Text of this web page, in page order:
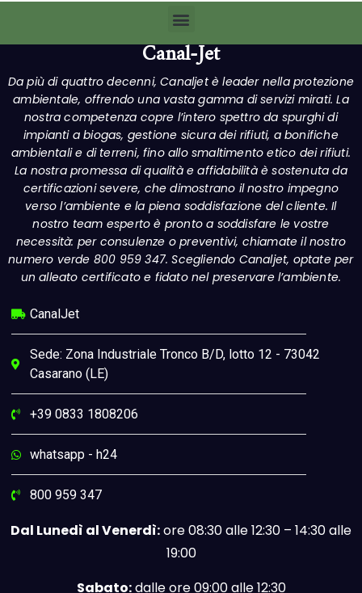
Canal-Jet
Da più di quattro decenni, Canaljet è leader nella protezione
ambientale, offrendo una vasta gamma di servizi mirati. La
nostra competenza copre l’intero spettro da spurghi di
impianti a biogas, gestione sicura dei rifiuti, a bonifiche
ambientali e di terreni, fino allo smaltimento etico dei rifiuti.
La nostra promessa di qualità e affidabilità è sostenuta da
certificazioni severe, che dimostrano il nostro impegno
verso l’ambiente e la piena soddisfazione del cliente. Il
nostro team esperto è pronto a soddisfare le vostre
necessità: per consulenze o preventivi, chiamate il nostro
numero verde 800 959 347. Scegliendo Canaljet, optate per
un alleato certificato e fidato nel preservare l’ambiente.
CanalJet
Sede: Zona Industriale Tronco B/D, lotto 12 - 73042
Casarano (LE)
+39 0833 1808206
whatsapp - h24
800 959 347
Dal Lunedì al Venerdì:ore 08:30 alle 12:30 – 14:30 alle
19:00
Sabato:dalle ore 09:00 alle 12:30